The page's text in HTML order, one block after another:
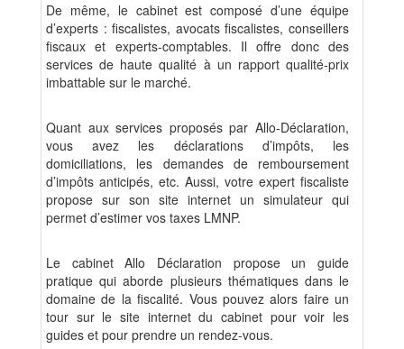
De même, le cabinet est composé d’une équipe
d’experts : fiscalistes, avocats fiscalistes, conseillers
fiscaux et experts-comptables. Il offre donc des
services de haute qualité à un rapport qualité-prix
imbattable sur le marché.
Quant aux services proposés par Allo-Déclaration,
vous avez les déclarations d’impôts, les
domiciliations, les demandes de remboursement
d’impôts anticipés, etc. Aussi, votre expert fiscaliste
propose sur son site internet un simulateur qui
permet d’estimer vos taxes LMNP.
Le cabinet Allo Déclaration propose un guide
pratique qui aborde plusieurs thématiques dans le
domaine de la fiscalité. Vous pouvez alors faire un
tour sur le site internet du cabinet pour voir les
guides et pour prendre un rendez-vous.